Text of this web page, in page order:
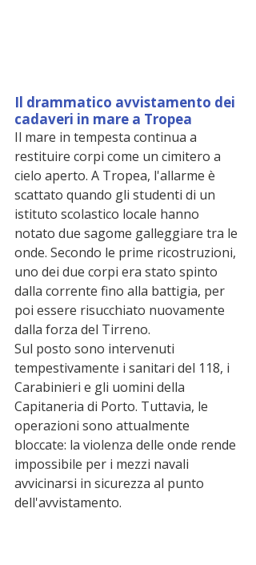
Il drammatico avvistamento dei
cadaveri in mare a Tropea
Il mare in tempesta continua a
restituire corpi come un cimitero a
cielo aperto. A Tropea, l'allarme è
scattato quando gli studenti di un
istituto scolastico locale hanno
notato due sagome galleggiare tra le
onde. Secondo le prime ricostruzioni,
uno dei due corpi era stato spinto
dalla corrente fino alla battigia, per
poi essere risucchiato nuovamente
dalla forza del Tirreno.
Sul posto sono intervenuti
tempestivamente i sanitari del 118, i
Carabinieri e gli uomini della
Capitaneria di Porto. Tuttavia, le
operazioni sono attualmente
bloccate: la violenza delle onde rende
impossibile per i mezzi navali
avvicinarsi in sicurezza al punto
dell'avvistamento.